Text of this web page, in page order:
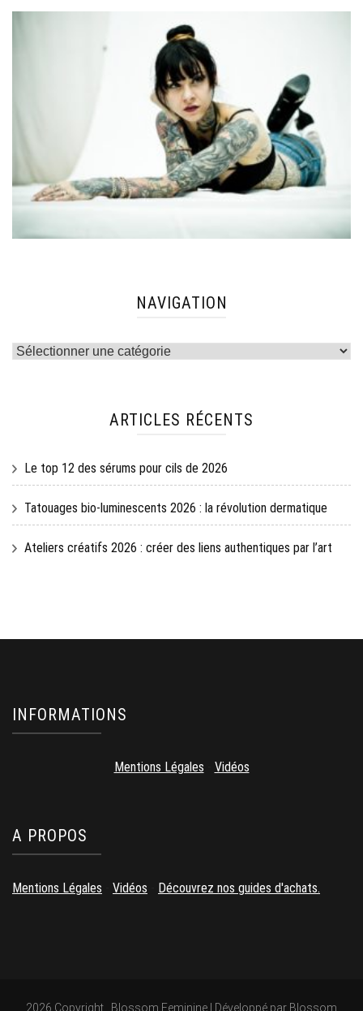
NAVIGATION
Navigation
ARTICLES RÉCENTS
Le top 12 des sérums pour cils de 2026
Tatouages bio-luminescents 2026 : la révolution dermatique
Ateliers créatifs 2026 : créer des liens authentiques par l’art
INFORMATIONS
Mentions Légales Vidéos
A PROPOS
Mentions Légales Vidéos Découvrez nos guides d'achats.
2026 Copyright Blossom Feminine | Développé par Blossom